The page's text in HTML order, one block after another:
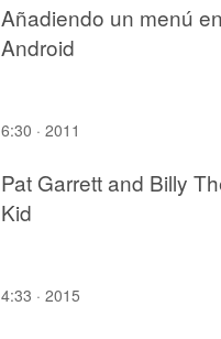
Añadiendo un menú
Android
6:30 · 2011
Pat Garrett and Billy
Kid
4:33 · 2015